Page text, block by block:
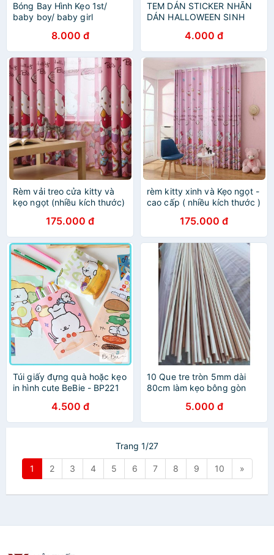
Bóng Bay Hình Kẹo 1st/
baby boy/ baby girl
8.000 đ
TEM DÁN STICKER NHÃN
DÁN HALLOWEEN SINH
VẺ TRANG TRÍ NIÊM
PHONG BAO BÌ HỘP QUÀ
BÁNH KẸO TD-0053
4.000 đ
Rèm vải treo cửa kitty và
kẹo ngọt (nhiều kích thước)
175.000 đ
rèm kitty xinh và Kẹo ngọt -
cao cấp ( nhiều kích thước )
175.000 đ
Túi giấy đựng quà hoặc kẹo
in hình cute BeBie - BP221
4.500 đ
10 Que tre tròn 5mm dài
80cm làm kẹo bông gòn
5.000 đ
Trang 1/27
1 2 3 4 5 6 7 8 9 10 »